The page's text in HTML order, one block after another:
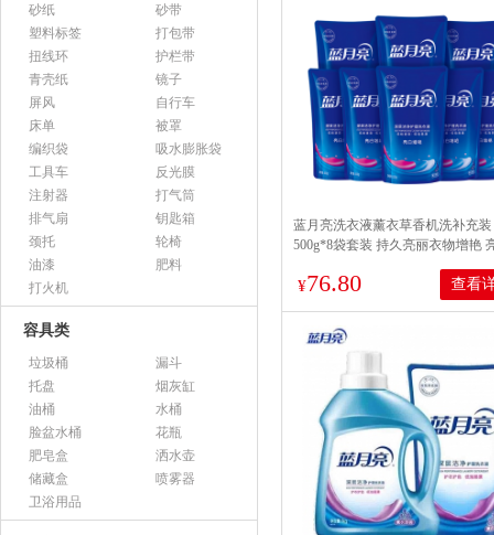
砂纸
砂带
塑料标签
打包带
扭线环
护栏带
青壳纸
镜子
屏风
自行车
床单
被罩
编织袋
吸水膨胀袋
工具车
反光膜
注射器
打气筒
排气扇
钥匙箱
颈托
轮椅
油漆
肥料
打火机
容具类
垃圾桶
漏斗
托盘
烟灰缸
油桶
水桶
脸盆水桶
花瓶
肥皂盒
洒水壶
储藏盒
喷雾器
卫浴用品
蓝月亮洗衣液薰衣草香机洗补充装
500g*8袋套装 持久亮丽衣物增艳
¥76.80 查看